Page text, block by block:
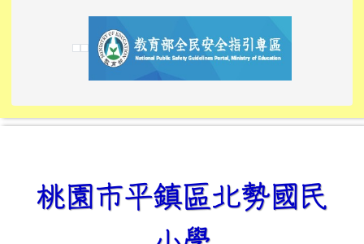
link to https://
link to https://10000.gov.tw/
link to https://
link to https://10000.gov.tw/
link to https://
link to https://
link to https://i.win.org.tw/
link to https://
link to https://
link to https://
link to https://
桃園市平鎮區北勢國民